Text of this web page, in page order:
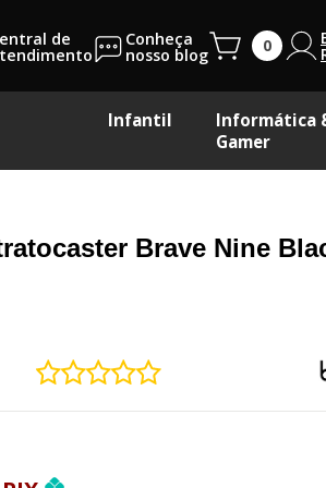
de Conheça
nosso blog
Infantil
Informática
Gamer
Brave Nine